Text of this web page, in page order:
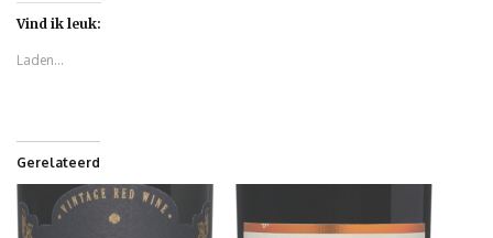
Vind ik leuk:
Laden...
Gerelateerd